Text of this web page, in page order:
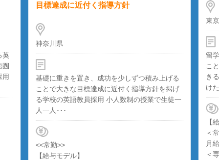
英
圏
用
目標達成に近付く指導方針
神奈川県
基礎に重きを置き、成功を少しずつ積み上げる
ことで大きな目標達成に近付く指導方針を掲げ
る学校の英語教員採用 小人数制の授業で生徒一
人一人･･･
<<常勤>>
【給与モデル】
東
留
こ
き
け
【
＜
月
＜